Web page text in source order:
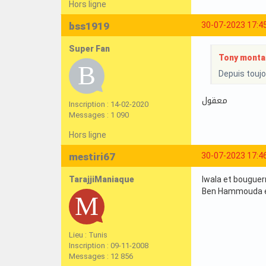
Hors ligne
30-07-2023
bss1919
Super Fan
Inscription : 14-02-2020
Messages : 1 090
Tony
Depuis
معقول
Hors ligne
30-07-2023
mestiri67
TarajjiManiaque
Lieu : Tunis
Inscription : 09-11-2008
Messages : 12 856
Iwala et
Ben Hammouda